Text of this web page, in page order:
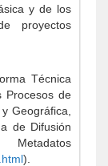
y de los
proyectos
Técnica
Procesos de
Geográfica,
de Difusión
).